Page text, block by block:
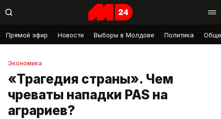
Прямой эфир Новости Выборы в Молдове Политика
Экономика
«Трагедия страны». Чем
чреваты нападки PAS на
аграриев?